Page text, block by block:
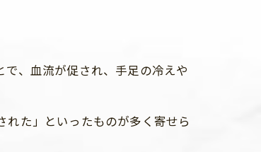
、血流が促され、手足の冷えや
た」といったものが多く寄せら